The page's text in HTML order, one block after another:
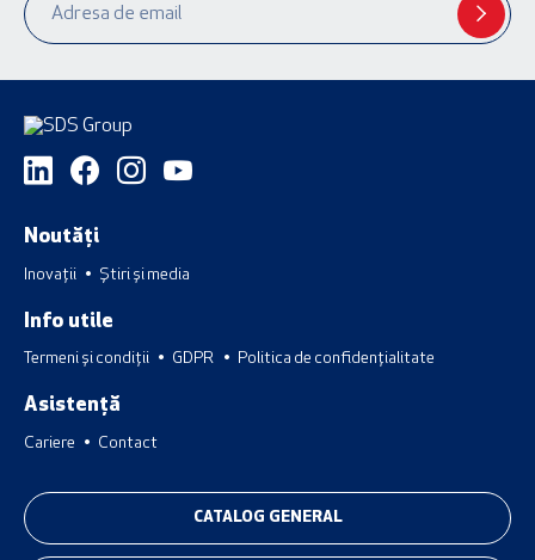
Noutăți
Inovații Știri și media
Info utile
Termeni și condiții GDPR Politica de confidențialitate
Asistență
Cariere Contact
CATALOG GENERAL